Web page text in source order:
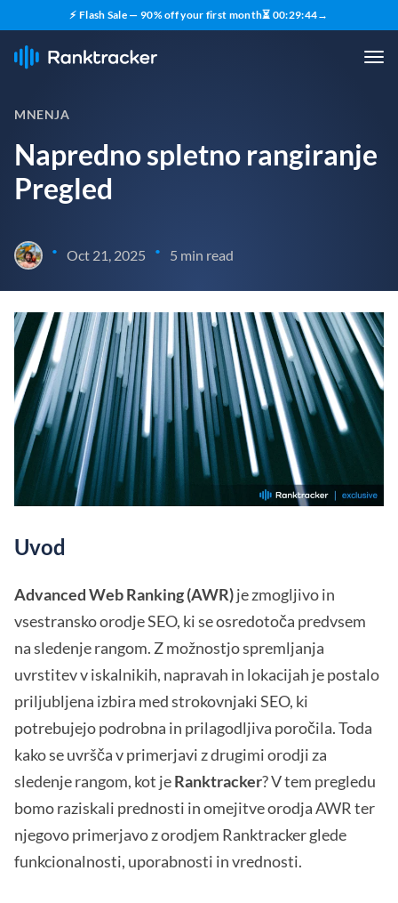
⚡ Flash Sale — 90% off your first month⏳ 00:29:43→
MNENJA
Napredno spletno rangiranje
Pregled
• Oct 21, 2025 • 5 min read
Uvod
Advanced Web Ranking (AWR)je zmogljivo in
vsestransko orodje SEO, ki se osredotoča predvsem
na sledenje rangom. Z možnostjo spremljanja
uvrstitev v iskalnikih, napravah in lokacijah je postalo
priljubljena izbira med strokovnjaki SEO, ki
potrebujejo podrobna in prilagodljiva poročila. Toda
kako se uvršča v primerjavi z drugimi orodji za
sledenje rangom, kot jeRanktracker? V tem pregledu
bomo raziskali prednosti in omejitve orodja AWR ter
njegovo primerjavo z orodjem Ranktracker glede
funkcionalnosti, uporabnosti in vrednosti.